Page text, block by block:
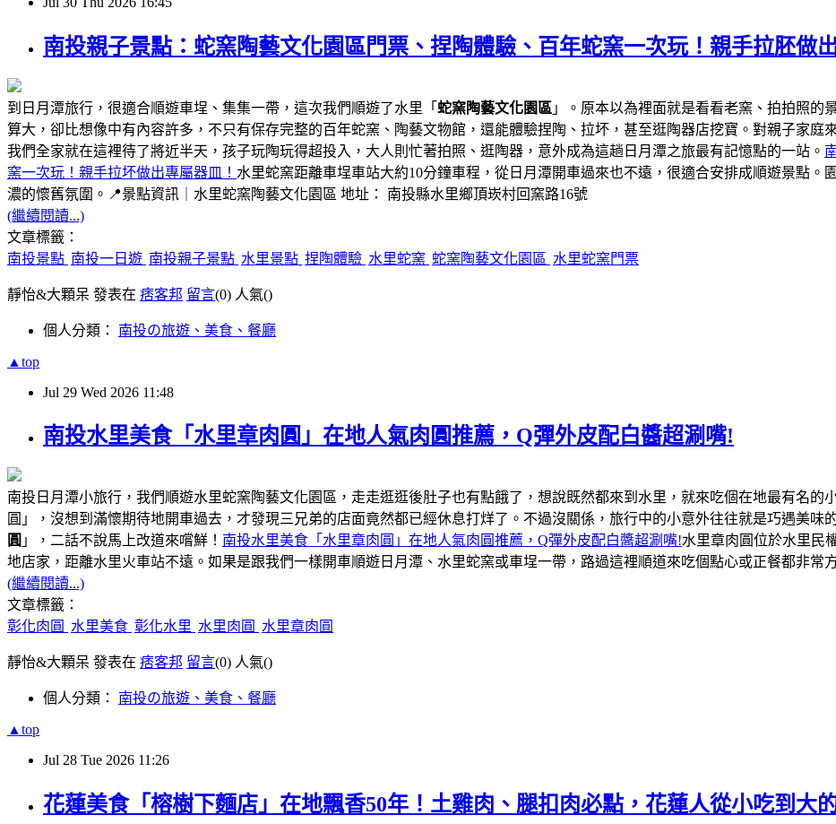
南投親子景點：蛇窯陶藝文化園區門票、捏陶體驗、百年蛇窯一次玩！親手拉胚做
到日月潭旅行，很適合順遊車埕、集集一帶，這次我們順遊了水里「 蛇窯陶藝文化園區 」。原本以為裡面就是看看老窯、拍拍照的
算大，卻比想像中有內容許多，不只有保存完整的百年蛇窯、陶藝文物館，還能體驗捏陶、拉坏，甚至逛陶器店挖寶。對親子家庭
我們全家就在這裡待了將近半天，孩子玩陶玩得超投入，大人則忙著拍照、逛陶器，意外成為這趟日月潭之旅最有記憶點的一站。
窯一次玩！親手拉坏做出專屬器皿！ 水里蛇窯距離車埕車站大約10分鐘車程，從日月潭開車過來也不遠，很適合安排成順遊景點
濃的懷舊氛圍。📍景點資訊｜水里蛇窯陶藝文化園區 地址： 南投縣水里鄉頂崁村回窯路16號
(繼續閱讀...)
文章標籤：
南投景點 南投一日遊 南投親子景點 水里景點 捏陶體驗 水里蛇窯 蛇窯陶藝文化園區 水里蛇窯門票
靜怡&大顆呆 發表在 痞客邦 留言(0) 人氣()
個人分類： 南投の旅遊、美食、餐廳
▲top
Jul 29 Wed 2026 11:48
南投水里美食「水里章肉圓」在地人氣肉圓推薦，Q彈外皮配白醬超涮嘴!
南投日月潭小旅行，我們順遊水里蛇窯陶藝文化園區，走走逛逛後肚子也有點餓了，想說既然都來到水里，就來吃個在地最有名的
圓」，沒想到滿懷期待地開車過去，才發現三兄弟的店面竟然都已經休息打烊了。不過沒關係，旅行中的小意外往往就是巧遇美味
圓 」，二話不說馬上改道來嚐鮮！ 南投水里美食「水里章肉圓」在地人氣肉圓推薦，Q彈外皮配白醬超涮嘴!水里章肉圓位於水里民
地店家， 距離水里火車站不遠 。如果是跟我們一樣開車順遊日月潭、水里蛇窯或車埕一帶，路過這裡順道來吃個點心或正餐都非常
(繼續閱讀...)
文章標籤：
彰化肉圓
水里美食 彰化水里 水里肉圓 水里章肉圓
靜怡&大顆呆 發表在 痞客邦 留言(0) 人氣()
個人分類： 南投の旅遊、美食、餐廳
▲top
Jul 28 Tue 2026 11:26
花蓮美食「榕樹下麵店」在地飄香50年！土雞肉、腿扣肉必點，花蓮人從小吃到大